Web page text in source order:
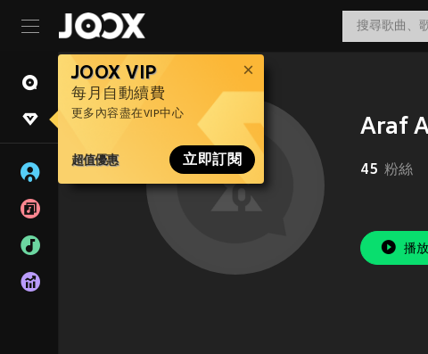
JOOX VIP
每月自動續費
更多內容盡在VIP中心
超值優惠 立即訂閱
Araf
45 粉絲
播放